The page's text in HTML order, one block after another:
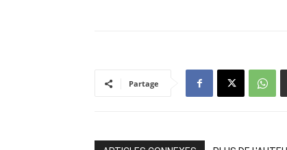
Partage